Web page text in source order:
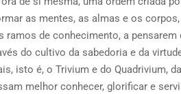
as mentes, as almas e os
de conhecimento, a pensarem
do cultivo da sabedoria e da
isto é, o Trivium e do Quadrivium,
melhor conhecer, glorificar e